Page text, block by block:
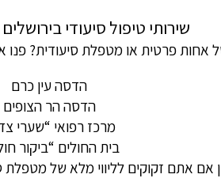
שירותי טיפול סיעודי
או מטפלת סיעודית? פנו אלינו עכשיו 24 שעות
הדסה עין כרם
הדסה הר הצופים
מרכז רפואי “שערי
בית החולים “ביקור
אם אתם זקוקים לליווי מלא של